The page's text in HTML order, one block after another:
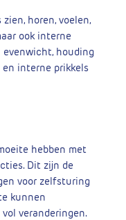
horen, voelen,
ook interne
evenwicht, houding
en interne prikkels
hebben met
Dit zijn de
voor zelfsturing
kunnen
veranderingen.